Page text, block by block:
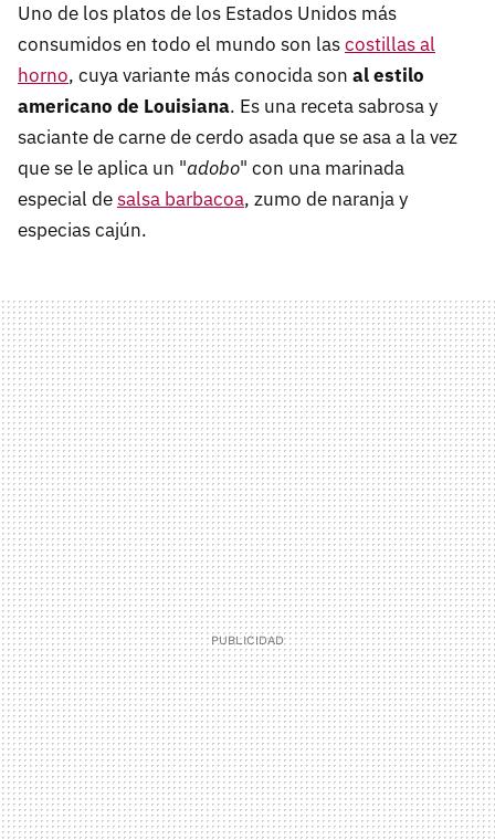
Uno de los platos de los Estados Unidos más
consumidos en todo el mundo son lascostillas al
horno, cuya variante más conocida son al estilo
americano de Louisiana. Es una receta sabrosa y
saciante de carne de cerdo asada que se asa a la vez
que se le aplica un "adobo" con una marinada
especial desalsa barbacoa, zumo de naranja y
especias cajún.